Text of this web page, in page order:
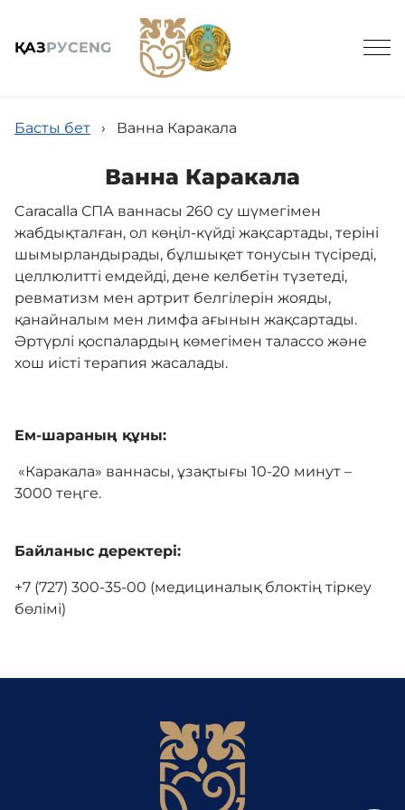
ҚАЗРУСENG
Жалпы мәлімет
Қызметтер
Жаңалықтар
Байланыс
Блог
Басты бет › Ванна Каракала
Ванна Каракала
Caracalla СПА ваннасы 260 су шүмегімен
жабдықталған, ол көңіл-күйді жақсартады, теріні
шымырландырады, бұлшықет тонусын түсіреді,
целлюлитті емдейді, дене келбетін түзетеді,
ревматизм мен артрит белгілерін жояды,
қанайналым мен лимфа ағынын жақсартады.
Әртүрлі қоспалардың көмегімен талассо және
хош иісті терапия жасалады.
Ем-шараның құны:
«Каракала» ваннасы, ұзақтығы 10-20 минут –
3000 теңге.
Байланыс деректері:
+7 (727) 300-35-00 (медициналық блоктің тіркеу
бөлімі)